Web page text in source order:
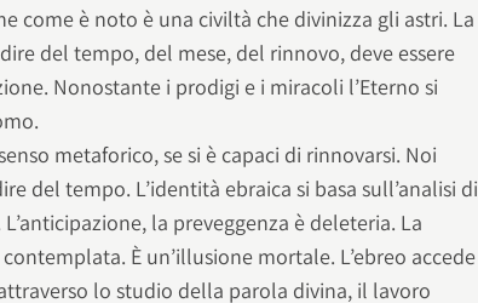
come è noto è una civiltà che divinizza gli astri. La
del tempo, del mese, del rinnovo, deve essere
Nonostante i prodigi e i miracoli l’Eterno si
metaforico, se si è capaci di rinnovarsi. Noi
del tempo. L’identità ebraica si basa sull’analisi di
la preveggenza è deleteria. La
È un’illusione mortale. L’ebreo accede
lo studio della parola divina, il lavoro